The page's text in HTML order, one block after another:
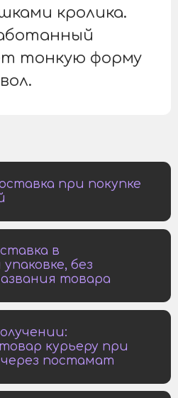
кролика.
тонкую форму
при покупке
в
без
товара
курьеру при
постамат